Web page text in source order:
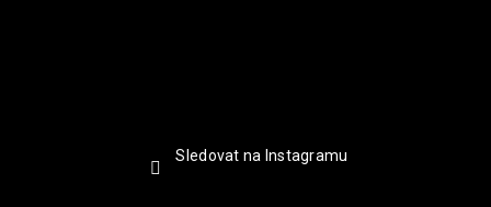
Sledovat na Instagramu